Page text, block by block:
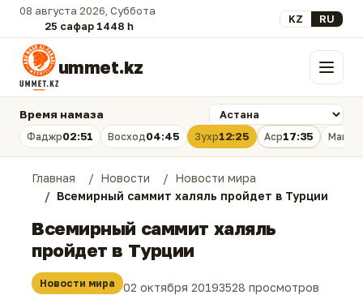
08 августа 2026, Суббота
25 сафар 1448 һ.
Выберите язык
KZ RU
ummet.kz Меню
Время намаза
Фаджр02:51 Восход04:45 Зухр12:25 Аср17:35
Главная Новости
Новости мира
Всемирный саммит халяль пройдет в Турции
Всемирный саммит халяль
пройдет в Турции
Новости мира 02 октября 20193528 просмотров